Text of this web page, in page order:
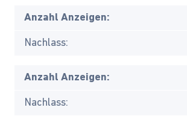
Anzahl Anzeigen:
Nachlass:
Anzahl Anzeigen:
Nachlass: